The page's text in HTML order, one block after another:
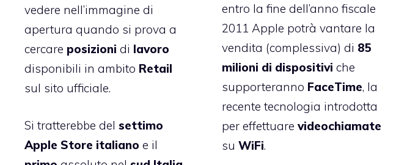
vedere nell’immagine di
apertura quando si prova a
cercare posizioni di lavoro
disponibili in ambito Retail
sul sito ufficiale.
Si tratterebbe del settimo
Apple Store italiano e il
entro la fine dell’anno fiscale
2011 Apple potrà vantare la
vendita (complessiva) di 85
milioni di dispositivi che
supporteranno FaceTime, la
recente tecnologia introdotta
per effettuare videochiamate
su WiFi.